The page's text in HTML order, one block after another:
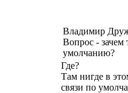
Владимир
Вопрос - зачем
умолчанию?
Где?
Там нигде в
связи по